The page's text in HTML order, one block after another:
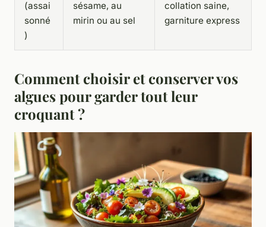
(assai
sonné
)
sésame, au
mirin ou au sel
collation saine,
garniture express
Comment choisir et conserver vos
algues pour garder tout leur
croquant ?